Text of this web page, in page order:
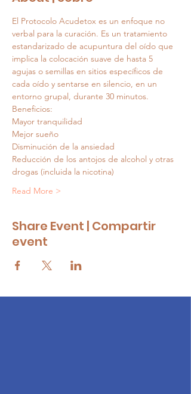
El Protocolo Acudetox es un enfoque no
verbal para la curación. Es un tratamiento
estandarizado de acupuntura del oído que
implica la colocación suave de hasta 5
agujas o semillas en sitios específicos de
cada oído y sentarse en silencio, en un
entorno grupal, durante 30 minutos.
Beneficios:
Mayor tranquilidad
Mejor sueño
Disminución de la ansiedad
Reducción de los antojos de alcohol y otras
drogas (incluida la nicotina)
Read More >
Share Event | Compartir
event